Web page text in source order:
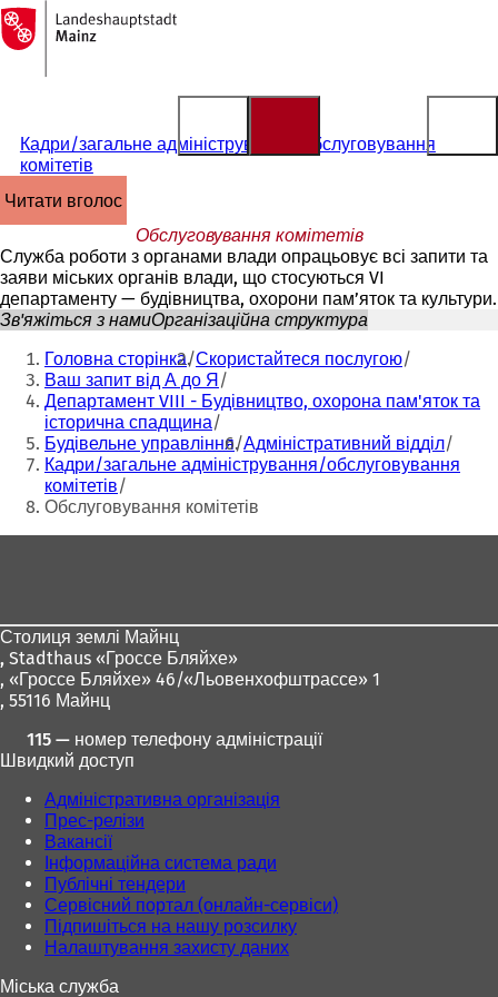
Перейти до змісту
На
головну
сторінку
Кадри/загальне адміністрування/обслуговування
комітетів
читати вголос
Обслуговування комітетів
Служба роботи з органами влади опрацьовує всі запити та
заяви міських органів влади, що стосуються VI
департаменту — будівництва, охорони пам’яток та культури.
Зв'яжіться з намиОрганізаційна структура
Ти
тут:
Головна сторінка Скористайтеся послугою
Ваш запит від А до Я
Департамент VIII - Будівництво, охорона пам'яток та
історична спадщина
Будівельне управління Адміністративний відділ
Кадри/загальне адміністрування/обслуговування
комітетів
Обслуговування комітетів
Столиця землі Майнц
, Stadthaus «Гроссе Бляйхе»
, «Гроссе Бляйхе» 46/«Льовенхофштрассе» 1
, 55116 Майнц
115 — номер телефону адміністрації
Швидкий доступ
Адміністративна організація
Прес-релізи
Вакансії
Інформаційна система ради
Публічні тендери
Сервісний портал (онлайн-сервіси)
Підпишіться на нашу розсилку
Налаштування захисту даних
Міська служба